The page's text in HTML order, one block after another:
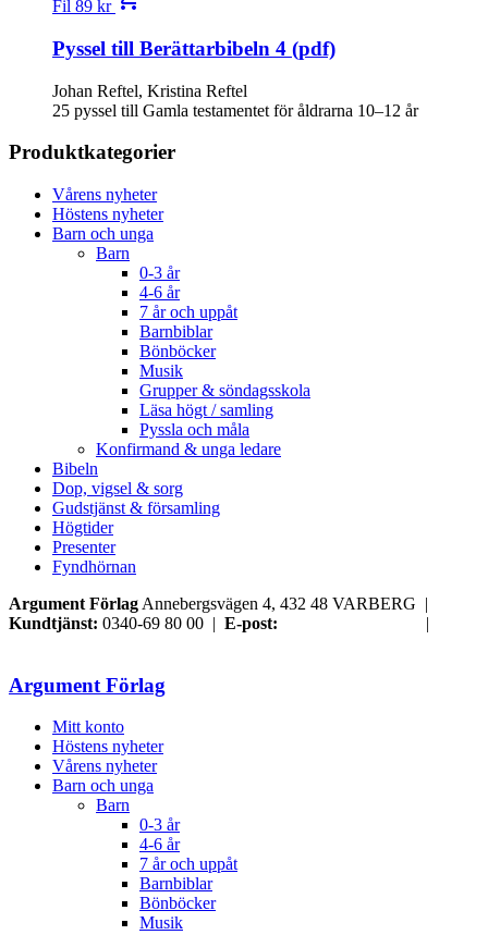
Fil 89 kr
Pyssel till Berättarbibeln 4 (pdf)
Johan Reftel, Kristina Reftel
25 pyssel till Gamla testamentet för åldrarna 10–12 år
Produktkategorier
Vårens nyheter
Höstens nyheter
Barn och unga
Barn
0-3 år
4-6 år
7 år och uppåt
Barnbiblar
Bönböcker
Musik
Grupper & söndagsskola
Läsa högt / samling
Pyssla och måla
Konfirmand & unga ledare
Bibeln
Dop, vigsel & sorg
Gudstjänst & församling
Högtider
Presenter
Fyndhörnan
Argument Förlag Annebergsvägen 4, 432 48 VARBERG |
Kundtjänst: 0340-69 80 00 | E-post:
|
Argument Förlag
Mitt konto
Höstens nyheter
Vårens nyheter
Barn och unga
Barn
0-3 år
4-6 år
7 år och uppåt
Barnbiblar
Bönböcker
Musik